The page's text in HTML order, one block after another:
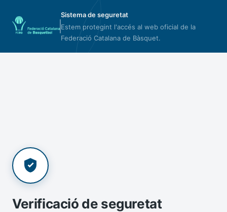
Sistema de seguretat
Estem protegint l'accés al web oficial de la
Federació Catalana de Bàsquet.
Verificació de seguretat